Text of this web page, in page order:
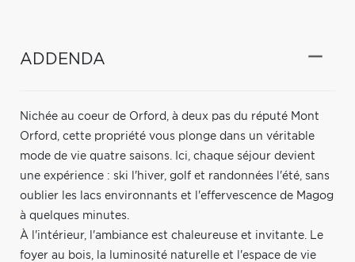
ADDENDA
Nichée au coeur de Orford, à deux pas du réputé Mont
Orford, cette propriété vous plonge dans un véritable
mode de vie quatre saisons. Ici, chaque séjour devient
une expérience : ski l'hiver, golf et randonnées l'été, sans
oublier les lacs environnants et l'effervescence de Magog
à quelques minutes.
À l'intérieur, l'ambiance est chaleureuse et invitante. Le
foyer au bois, la luminosité naturelle et l'espace de vie